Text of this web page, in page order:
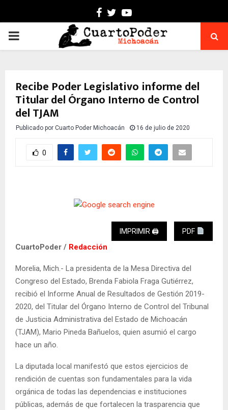
Facebook
TwitterYoutube
PRIMARY
Recibe Poder Legislativo informe del
Titular del Órgano Interno de Control
del TJAM
Publicado por Cuarto Poder Michoacán 16 de julio de 2020
0
IMPRIMIR 🖨 PDF
CuartoPoder / Redacción
Morelia, Mich.- La presidenta de la Mesa Directiva del
Congreso del Estado, Brenda Fabiola Fraga Gutiérrez,
recibió el Informe Anual de Resultados de Gestión 2019-
2020, del Titular del Órgano Interno de Control del Tribunal
de Justicia Administrativa del Estado de Michoacán
(TJAM), Mario Pineda Bañuelos, quien asumió el cargo
hace un año.
La diputada local manifestó que estos ejercicios de
rendición de cuentas son fundamentales para la vida
orgánica de todas las dependencias e instituciones
públicas, además de que fortalecen la trasparencia que